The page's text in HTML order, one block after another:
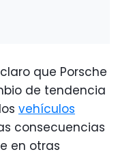
que Porsche
de tendencia
vehículos
consecuencias
en otras